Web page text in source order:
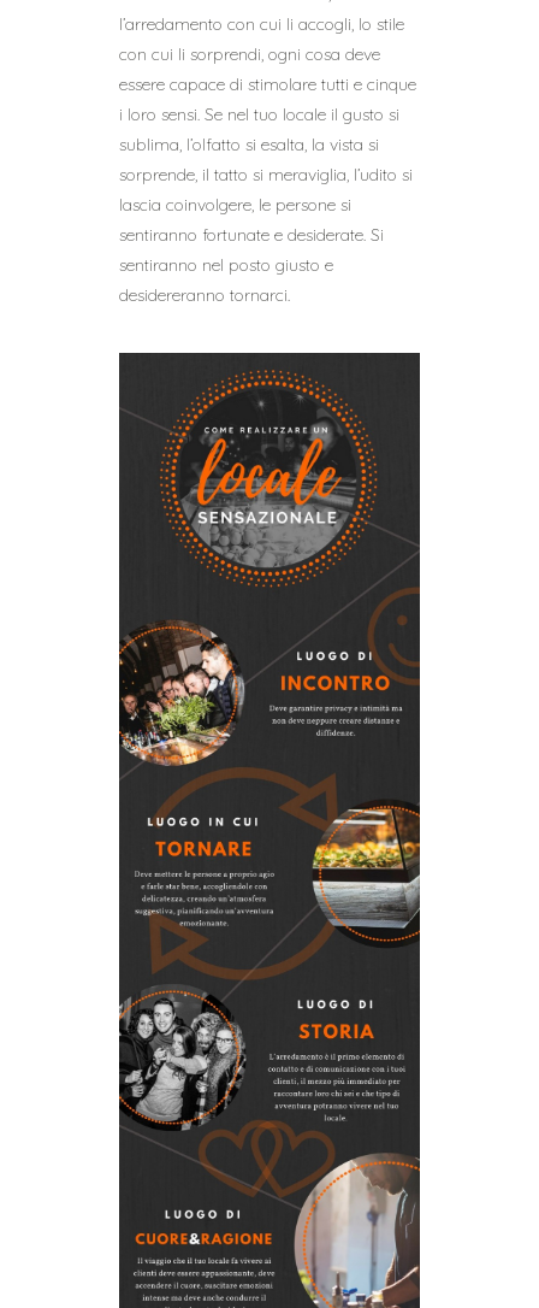
l’arredamento con cui li accogli, lo stile
con cui li sorprendi, ogni cosa deve
essere capace di stimolare tutti e cinque
i loro sensi. Se nel tuo locale il gusto si
sublima, l’olfatto si esalta, la vista si
sorprende, il tatto si meraviglia, l’udito si
lascia coinvolgere, le persone si
sentiranno fortunate e desiderate. Si
sentiranno nel posto giusto e
desidereranno tornarci.